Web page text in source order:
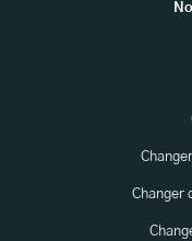
Changer